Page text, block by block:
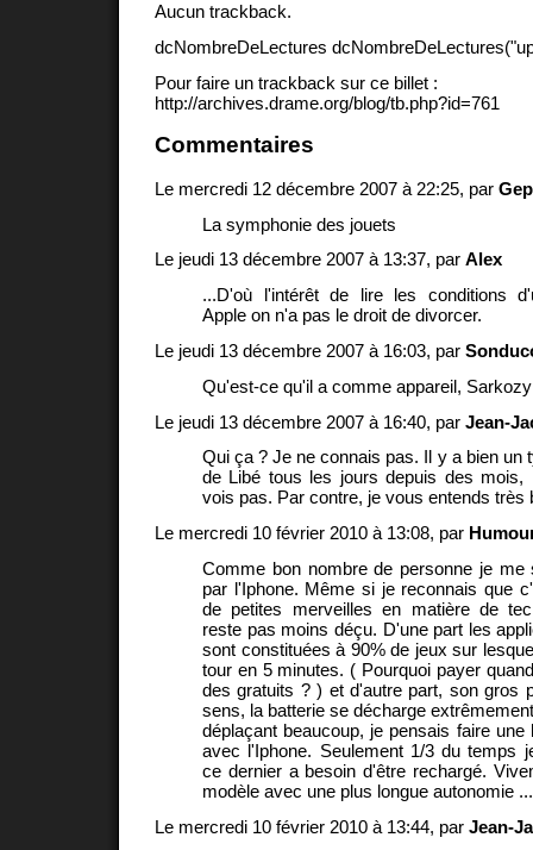
Aucun trackback.
dcNombreDeLectures
Pour faire un trackback sur ce billet :
http://archives.drame.org/blog/tb.php?id=761
Commentaires
Le mercredi 12 décembre 2007 à 22:25, par
La symphonie des jouets
Le jeudi 13 décembre 2007 à 13:37, par Alex
...D'où l'intérêt de lire les conditions
Apple on n'a pas le droit de divorcer.
Le jeudi 13 décembre 2007 à 16:03, par
Qu'est-ce qu'il a comme appareil,
Le jeudi 13 décembre 2007 à 16:40, par Jean-
Qui ça ? Je ne connais pas. Il y a bien un
de Libé tous les jours depuis des mois,
vois pas. Par contre, je vous entends très
Le mercredi 10 février 2010 à 13:08, par
Comme bon nombre de personne je me
par l'Iphone. Même si je reconnais que
de petites merveilles en matière de
reste pas moins déçu. D'une part les
sont constituées à 90% de jeux sur
tour en 5 minutes. ( Pourquoi payer
des gratuits ? ) et d'autre part, son gros
sens, la batterie se décharge
déplaçant beaucoup, je pensais faire une
avec l'Iphone. Seulement 1/3 du temps
ce dernier a besoin d'être rechargé.
modèle avec une plus longue autonomie ...
Le mercredi 10 février 2010 à 13:44, par Jean-